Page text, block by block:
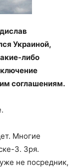
Украиной,
либо
соглашениям.
Многие
3. Зря.
не посредник,